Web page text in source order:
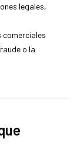
legales,
o la